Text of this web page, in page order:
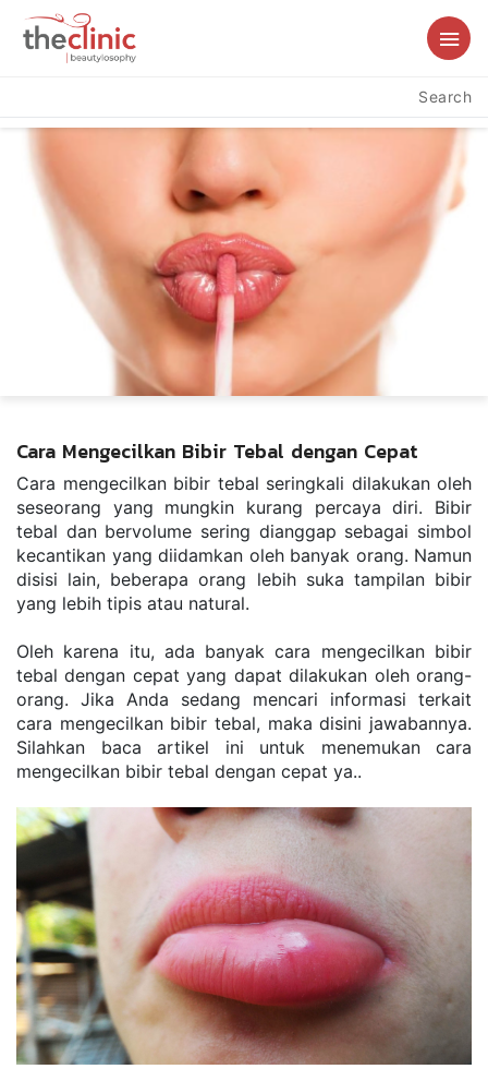
Search
Cara Mengecilkan Bibir Tebal dengan Cepat
Cara mengecilkan bibir tebal seringkali dilakukan oleh
seseorang yang mungkin kurang percaya diri. Bibir
tebal dan bervolume sering dianggap sebagai simbol
kecantikan yang diidamkan oleh banyak orang. Namun
disisi lain, beberapa orang lebih suka tampilan bibir
yang lebih tipis atau natural.
Oleh karena itu, ada banyak cara mengecilkan bibir
tebal dengan cepat yang dapat dilakukan oleh orang-
orang. Jika Anda sedang mencari informasi terkait
cara mengecilkan bibir tebal, maka disini jawabannya.
Silahkan baca artikel ini untuk menemukan cara
mengecilkan bibir tebal dengan cepat ya..